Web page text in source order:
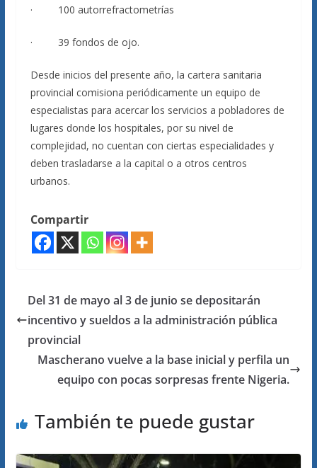
· 100 autorrefractometrías
· 39 fondos de ojo.
Desde inicios del presente año, la cartera sanitaria
provincial comisiona periódicamente un equipo de
especialistas para acercar los servicios a pobladores de
lugares donde los hospitales, por su nivel de
complejidad, no cuentan con ciertas especialidades y
deben trasladarse a la capital o a otros centros
urbanos.
Compartir
Del 31 de mayo al 3 de junio se depositarán
incentivo y sueldos a la administración pública
provincial
Mascherano vuelve a la base inicial y perfila un
equipo con pocas sorpresas frente Nigeria.
También te puede gustar